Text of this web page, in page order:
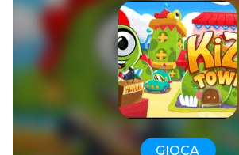
GIOCA